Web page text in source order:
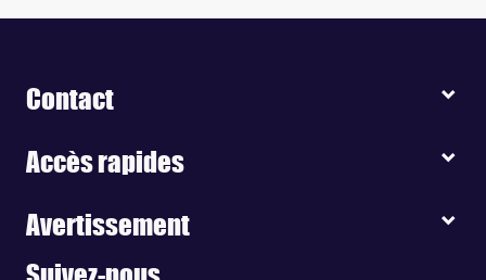
Contact
Accès rapides
Avertissement